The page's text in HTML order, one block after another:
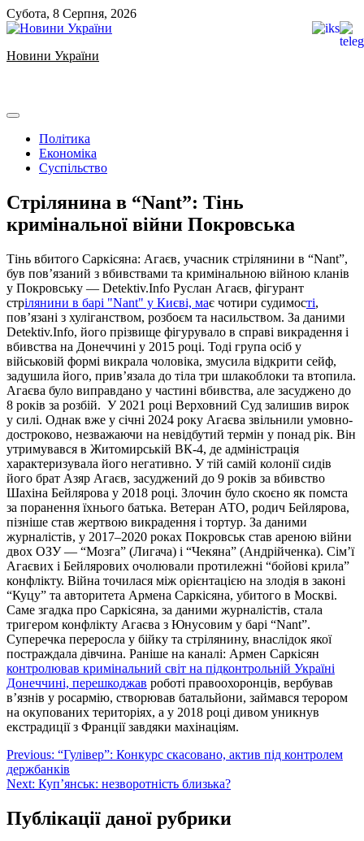
Skip
to
Субота, 8 Серпня, 2026
Новини України
Політика
Економіка
Суспільство
Стрілянина в “Nant”: Тінь
кримінальної війни Покровська
Тінь вбитого Саркісяна: Агаєв, учасник стрілянини в “Nant”,
був пов’язаний з вбивствами та кримінальною війною кланів
у Покровську — Detektiv.Info Руслан Агаєв, фігурант
стрілянини в барі "Nant" у Києві, має чотири судимості,
пов’язані з хуліганством, розбоєм та насильством. За даними
Detektiv.Info, його прізвище фігурувало в справі викрадення і
вбивства на Донеччині у 2015 році. Тоді група осіб у
військовій формі викрала чоловіка, змусила відкрити сейф,
задушила його, прив’язала до тіла три шлакоблоки та втопила.
Агаєва було виправдано у частині вбивства, але засуджено до
8 років за розбій. ️ У 2021 році Верховний Суд залишив вирок
у силі. Однак вже у січні 2024 року Агаєва звільнили умовно-
достроково, незважаючи на невідбутий термін у понад рік. Він
утримувався в Житомирській ВК-4, де адміністрація
характеризувала його негативно. У тій самій колонії сидів
його брат Азяр Агаєв, засуджений до 9 років за вбивство
Шахіна Бейлярова у 2018 році. Злочин було скоєно як помста
за поранення їхнього батька. Ветеран АТО, родич Бейлярова,
пізніше став жертвою викрадення і тортур. За даними
журналістів, у 2017–2020 роках Покровськ став ареною війни
двох ОЗУ — “Мозга” (Лигача) і “Чекяна” (Андрійченка). Сім’ї
Агаєвих і Бейлярових очолювали протилежні “бойові крила”
конфлікту. Війна точилася між орієнтацією на злодія в законі
“Куцу” та авторитета Армена Саркісяна, убитого в Москві.
️‍️Саме згадка про Саркісяна, за даними журналістів, стала
тригером конфлікту Агаєва з Юнусовим у барі “Nant”.
Суперечка переросла у бійку та стрілянину, внаслідок якої
постраждала дівчина. Раніше на каналі: Армен Саркісян
контролював кримінальний світ на підконтрольній Україні
Донеччині, перешкоджав роботі правоохоронців, вербував
в’язнів у росармію, створював батальйони, займався терором
на окупованих територіях, а у 2018 році дивом уникнув
екстрадиції з Франції завдяки махінаціям.
Навігація
записів
Previous: “Гулівер”: Конкурс скасовано, актив під контролем
держбанків
Next: Куп’янськ: незворотність близька?
Публікації даної рубрики